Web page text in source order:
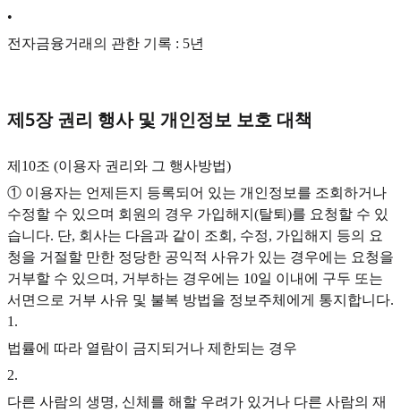
•
전자금융거래의 관한 기록 : 5년
제5장 권리 행사 및 개인정보 보호 대책
제10조 (이용자 권리와 그 행사방법)
① 이용자는 언제든지 등록되어 있는 개인정보를 조회하거나
수정할 수 있으며 회원의 경우 가입해지(탈퇴)를 요청할 수 있
습니다. 단, 회사는 다음과 같이 조회, 수정, 가입해지 등의 요
청을 거절할 만한 정당한 공익적 사유가 있는 경우에는 요청을
거부할 수 있으며, 거부하는 경우에는 10일 이내에 구두 또는
서면으로 거부 사유 및 불복 방법을 정보주체에게 통지합니다.
1 .
법률에 따라 열람이 금지되거나 제한되는 경우
2.
다른 사람의 생명, 신체를 해할 우려가 있거나 다른 사람의 재